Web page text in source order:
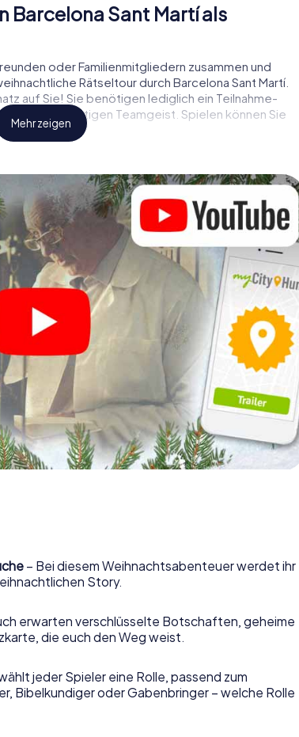
Barcelona Sant Martí als
oder Familienmitgliedern zusammen und
Rätseltour durch Barcelona Sant Martí.
auf Sie! Sie benötigen lediglich ein Teilnahme-
und den richtigen Teamgeist. Spielen können Sie
einem Weihnachtsmarkt! Gönnen Sie sich hier ruhig
– doch vergessen Sie nicht, dass irgendwo in
auf Sie wartet!
Ihre Weihnachtsfeier in
auch hervorragend als Programmpunkt Ihrer
kann eine interaktive Schnitzeljagd das
in Barcelona Sant Martí ergänzen. Und auch
Sant Martí wird mit dem X-Mas Adventure zu
Schnitzeljagd alles was man von einer
Martí erwartet: Spaß, Teambuilding und eine
Sie Ihren Kollegen also einen unvergesslichen
X-Mas Adventure als Programmpunkt Ihrer
Mehr zeigen
– Bei diesem Weihnachtsabenteuer werdet ihr
Story.
erwarten verschlüsselte Botschaften, geheime
die euch den Weg weist.
jeder Spieler eine Rolle, passend zum
Bibelkundiger oder Gabenbringer – welche Rolle